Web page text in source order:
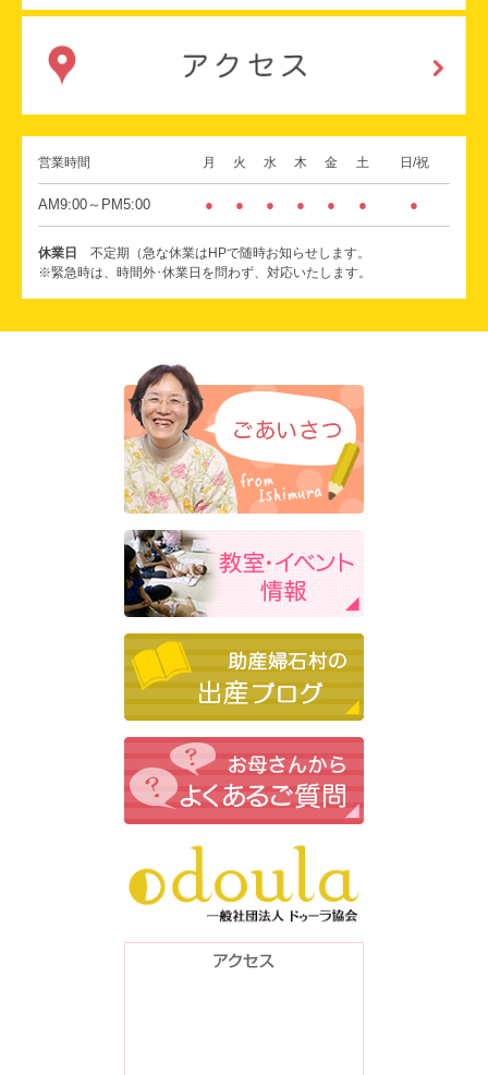
営業時間 月 火 水 木 金 土 日/祝
AM9:00～PM5:00 ● ● ● ● ● ● ●
休業日
不定期（急な休業はHPで随時お知らせします。
※緊急時は、時間外･休業日を問わず、対応いたします。